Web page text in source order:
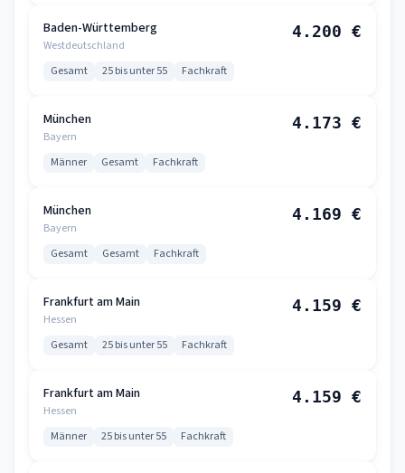
Baden-Württemberg
Westdeutschland
4.200 €
Gesamt 25 bis unter 55 Fachkraft
München
Bayern
4.173 €
Männer Gesamt Fachkraft
München
Bayern
4.169 €
Gesamt Gesamt Fachkraft
Frankfurt am Main
Hessen
4.159 €
Gesamt 25 bis unter 55 Fachkraft
Frankfurt am Main
Hessen
4.159 €
Männer 25 bis unter 55 Fachkraft